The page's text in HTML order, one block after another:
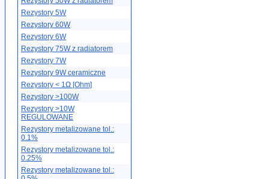
Rezystory 5W
Rezystory 60W
Rezystory 6W
Rezystory 75W z radiatorem
Rezystory 7W
Rezystory 9W ceramiczne
Rezystory < 1Ω [Ohm]
Rezystory >100W
Rezystory >10W
REGULOWANE
Rezystory metalizowane tol.:
0.1%
Rezystory metalizowane tol.:
0.25%
Rezystory metalizowane tol.: